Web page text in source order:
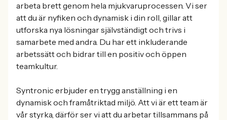
arbeta brett genom hela mjukvaruprocessen. Vi ser
att du är nyfiken och dynamisk i din roll, gillar att
utforska nya lösningar självständigt och trivs i
samarbete med andra. Du har ett inkluderande
arbetssätt och bidrar till en positiv och öppen
teamkultur.
Syntronic erbjuder en trygg anställning i en
dynamisk och framåtriktad miljö. Att vi är ett team är
vår styrka, därför ser vi att du arbetar tillsammans på